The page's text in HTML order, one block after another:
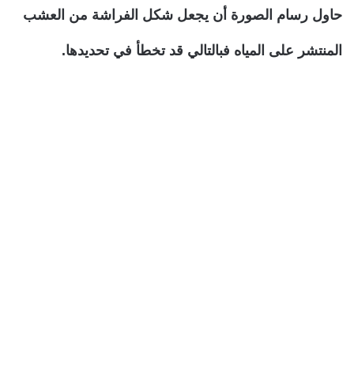
حاول رسام الصورة أن يجعل شكل الفراشة من العشب
المنتشر على المياه فبالتالي قد تخطأ في تحديدها.